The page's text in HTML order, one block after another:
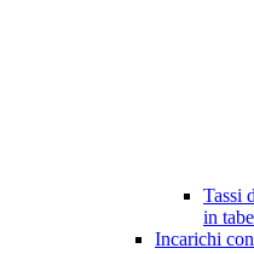
Tassi
in
Incarichi